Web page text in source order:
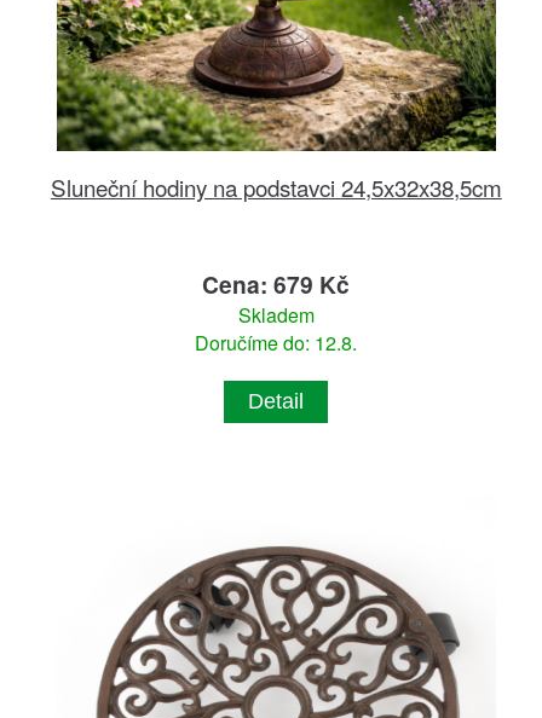
Sluneční hodiny na podstavci 24,5x32x38,5cm
Cena: 679 Kč
Skladem
Doručíme do: 12.8.
Detail